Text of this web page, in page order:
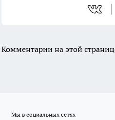
Комментарии на этой
Мы в социальных сетях